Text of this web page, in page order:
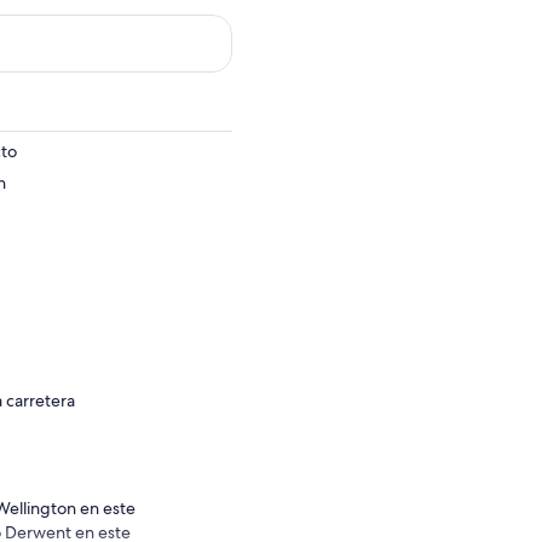
carretera
en este
Derwent en este